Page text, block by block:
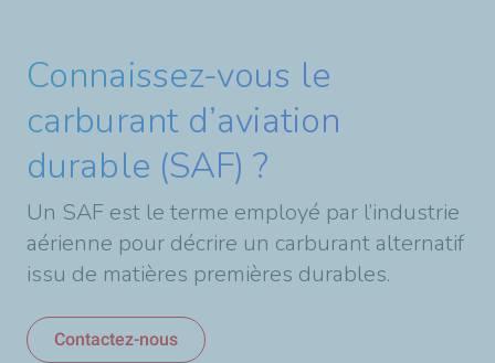
Connaissez-vous le
carburant d’aviation
durable (SAF) ?
Un SAF est le terme employé par l’industrie
aérienne pour décrire un carburant alternatif
issu de matières premières durables.
Contactez-nous